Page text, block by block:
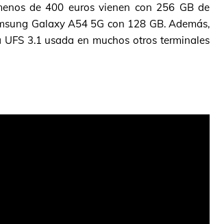
de 400 euros vienen con 256 GB de
Galaxy A54 5G con 128 GB. Además,
3.1 usada en muchos otros terminales